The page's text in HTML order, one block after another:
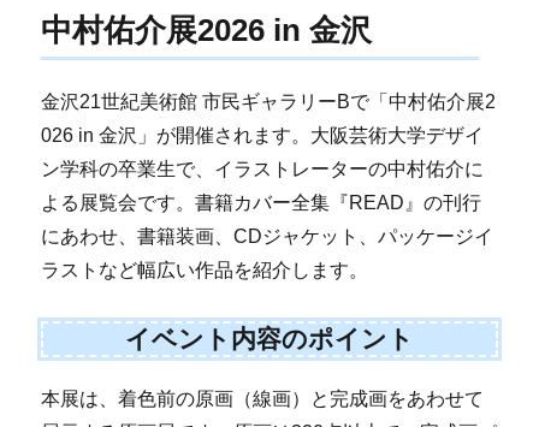
中村佑介展2026 in 金沢
金沢21世紀美術館 市民ギャラリーBで「中村佑介展2
026 in 金沢」が開催されます。大阪芸術大学デザイ
ン学科の卒業生で、イラストレーターの中村佑介に
よる展覧会です。書籍カバー全集『READ』の刊行
にあわせ、書籍装画、CDジャケット、パッケージイ
ラストなど幅広い作品を紹介します。
イベント内容のポイント
本展は、着色前の原画（線画）と完成画をあわせて